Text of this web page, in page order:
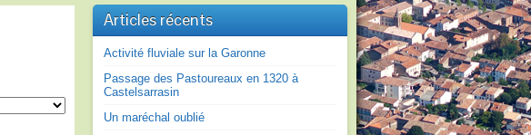
Articles récents
Activité fluviale sur la Garonne
Passage des Pastoureaux en 1320 à
Castelsarrasin
Un maréchal oublié